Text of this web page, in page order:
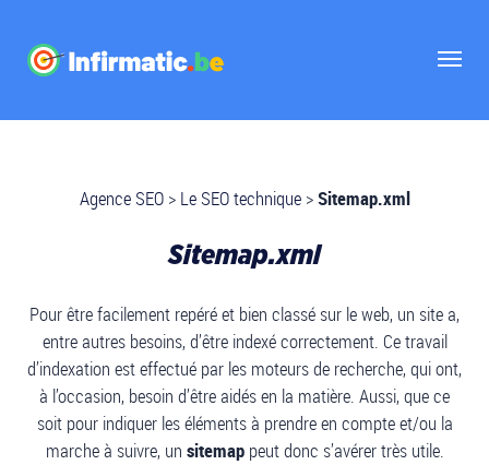
Agence SEO> Le SEO technique>Sitemap.xml
Sitemap.xml
Pour être facilement repéré et bien classé sur le web, un site a,
entre autres besoins, d’être indexé correctement. Ce travail
d’indexation est effectué par les moteurs de recherche, qui ont,
à l’occasion, besoin d’être aidés en la matière. Aussi, que ce
soit pour indiquer les éléments à prendre en compte et/ou la
marche à suivre, un sitemappeut donc s’avérer très utile.